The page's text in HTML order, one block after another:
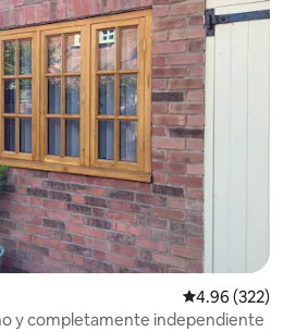
Calificación
4.96 (322)
y completamente independiente